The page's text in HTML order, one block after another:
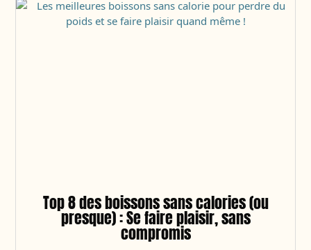
Top 8 des boissons sans calories (ou
presque) : Se faire plaisir, sans
compromis